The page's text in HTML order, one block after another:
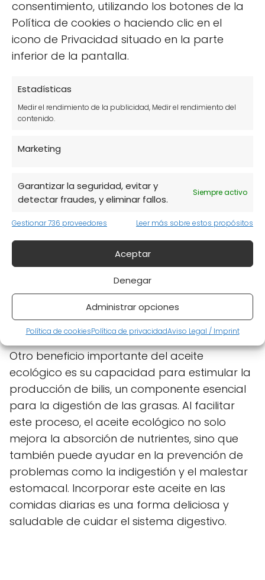
consentimiento, utilizando los botones de la
Política de cookies o haciendo clic en el
icono de Privacidad situado en la parte
inferior de la pantalla.
Estadísticas
Medir el rendimiento de la publicidad, Medir el rendimiento del
contenido.
Marketing
Garantizar la seguridad, evitar y
detectar fraudes, y eliminar fallos.
Siempre activo
Gestionar 736 proveedores Leer más sobre estos propósitos
Aceptar
Denegar
Administrar opciones
Política de cookiesPolítica de privacidadAviso Legal / Imprint
Una de las principales formas en que el
aceite ecológico mejora la salud digestiva es
a través de sus propiedades
en la dieta, se puede favorecer la salud de la
mucosa intestinal y prevenir trastornos
intestino irritable. Además, su contenido en
bacterias beneficiosas.
Promueve una digestión más eficiente.
digestivo.
Apoya la salud de la mucosa intestinal.
Favorece el equilibrio de la flora
intestinal.
Otro beneficio importante del aceite
ecológico es su capacidad para estimular la
producción de bilis, un componente esencial
para la digestión de las grasas. Al facilitar
este proceso, el aceite ecológico no solo
mejora la absorción de nutrientes, sino que
también puede ayudar en la prevención de
problemas como la indigestión y el malestar
estomacal. Incorporar este aceite en las
comidas diarias es una forma deliciosa y
saludable de cuidar el sistema digestivo.